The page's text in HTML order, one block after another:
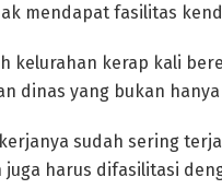
mendapat fasilitas
kelurahan kerap kali
dinas yang bukan
sudah sering
harus difasilitasi